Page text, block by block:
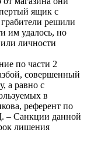
ящик с
решили
им удалось, но
личности
по части 2
совершенный
а равно с
в
референт по
– Санкции данной
лишения